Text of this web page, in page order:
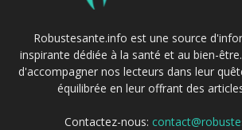
Robustesante.info est une source
inspirante dédiée à la santé et au bien-
d'accompagner nos lecteurs dans leur
équilibrée en leur offrant des
Contactez-nous: